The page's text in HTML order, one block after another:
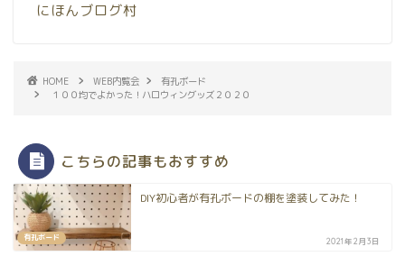
にほんブログ村
HOME WEB内覧会
有孔ボード
１００均でよかった！ハロウィングッズ２０２０
こちらの記事もおすすめ
有孔ボード
DIY初心者が有孔ボードの棚を塗装してみた！
2021年2月3日